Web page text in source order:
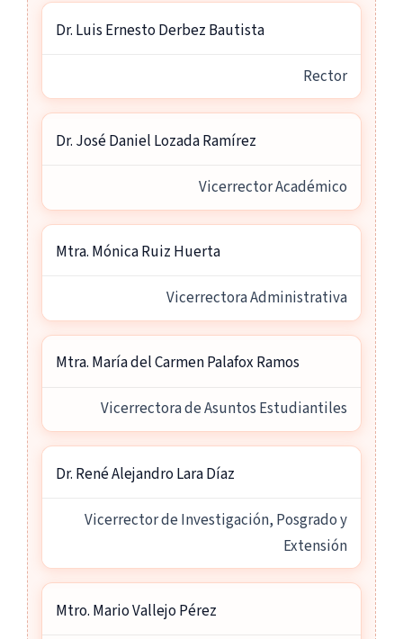
Dr. Luis Ernesto Derbez Bautista
Rector
Dr. José Daniel Lozada Ramírez
Vicerrector Académico
Mtra. Mónica Ruiz Huerta
Vicerrectora Administrativa
Mtra. María del Carmen Palafox Ramos
Vicerrectora de Asuntos Estudiantiles
Dr. René Alejandro Lara Díaz
Vicerrector de Investigación, Posgrado y
Extensión
Mtro. Mario Vallejo Pérez